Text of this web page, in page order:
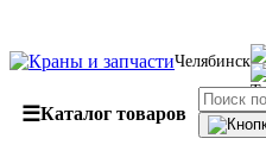
Челябинск
☰Каталог товаров